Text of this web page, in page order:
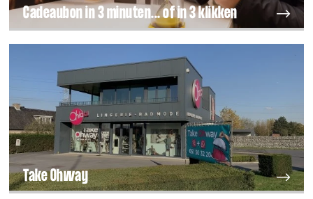
Cadeaubon in 3 minuten... of in 3 klikken
Take Ohway